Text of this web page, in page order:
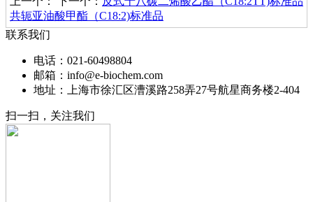
共轭亚油酸甲酯（C18:2)标准品
联系我们
电话：021-60498804
邮箱：info@e-biochem.com
地址：上海市徐汇区漕溪路258弄27号航星商务楼2-404
扫一扫，关注我们